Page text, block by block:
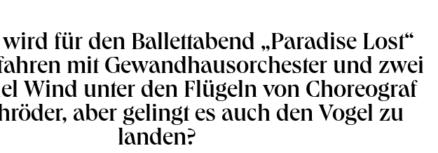
für den Ballettabend „Paradise Lost“
mit Gewandhausorchester und zwei
Wind unter den Flügeln von Choreograf
aber gelingt es auch den Vogel zu
landen?